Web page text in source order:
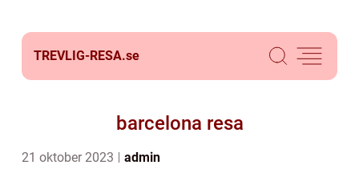
TREVLIG-RESA.se
barcelona resa
21 oktober 2023 admin